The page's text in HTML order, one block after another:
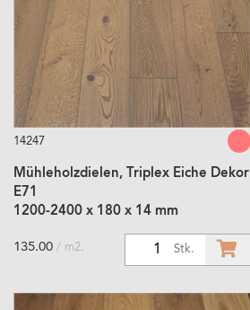
14247
Mühleholzdielen, Triplex Eiche Dekor
E71
1200-2400 x 180 x 14 mm
Stk.
135.00 / m2.